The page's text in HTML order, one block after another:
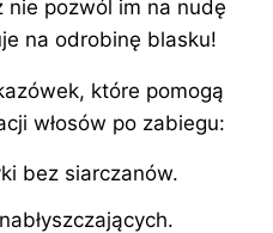
pozwól im na nudę
na odrobinę blasku!
które pomogą
włosów po zabiegu:
bez siarczanów.